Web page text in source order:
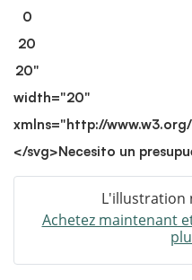
0
20
20"
width="20"
xmlns="http://
</svg>Necesito un
L'illustration
Achetez maintenant